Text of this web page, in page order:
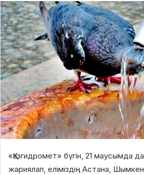
«Қазгидромет» бүгін, 21 маусымда
жариялап, еліміздің Астана,